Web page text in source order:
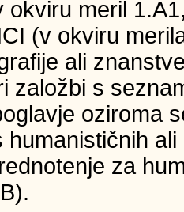
okviru meril
(v okviru
ali
založbi s
oziroma
humanističnih
za